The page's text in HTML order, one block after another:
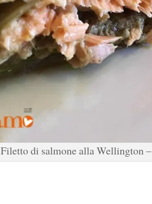
Filetto di salmone alla Wellington